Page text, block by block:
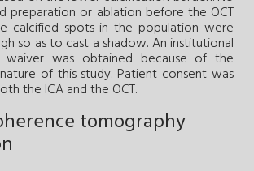
preparation or ablation before the OCT
calcified spots in the population were
so as to cast a shadow. An institutional
waiver was obtained because of the
of this study. Patient consent was
the ICA and the OCT.
tomography